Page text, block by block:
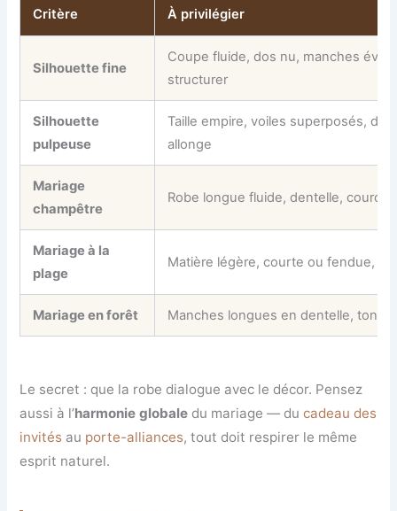
Critère À privilégier
Silhouette fine
Coupe fluide, dos nu, manches
structurer
Silhouette
pulpeuse
Taille empire, voiles superposés,
allonge
Mariage
champêtre
Robe longue fluide, dentelle,
Mariage à la
plage
Matière légère, courte ou fendue,
Mariage en forêt Manches longues en dentelle, tons
Le secret : que la robe dialogue avec le décor. Pensez
aussi à l’harmonie globale du mariage — ducadeau des
invités au porte-alliances, tout doit respirer le même
esprit naturel.